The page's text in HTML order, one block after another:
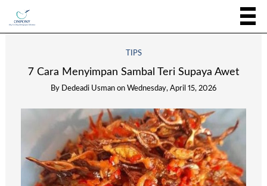
TIPS
7 Cara Menyimpan Sambal Teri Supaya Awet
By Dedeadi Usman on Wednesday, April 15, 2026